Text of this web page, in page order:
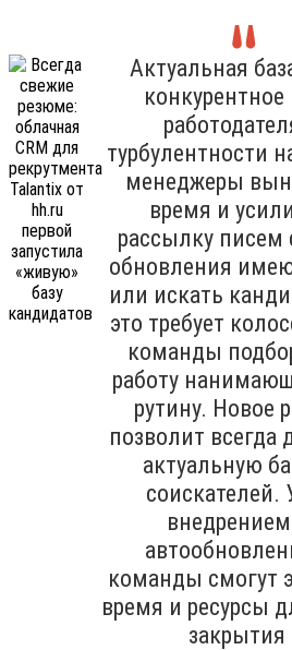
Актуальная
турбулентности
менеджеры
время и
рассылку писем
обновления
или искать
это требует
команды
работу
рутину. Новое
позволит всегда
актуальную
соискателей.
команды смогут
время и ресурсы
закрытия